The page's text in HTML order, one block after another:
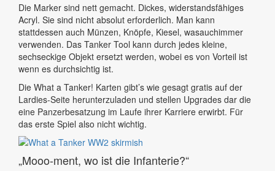
Die Marker sind nett gemacht. Dickes, widerstandsfähiges
Acryl. Sie sind nicht absolut erforderlich. Man kann
stattdessen auch Münzen, Knöpfe, Kiesel, wasauchimmer
verwenden. Das Tanker Tool kann durch jedes kleine,
sechseckige Objekt ersetzt werden, wobei es von Vorteil ist
wenn es durchsichtig ist.
Die What a Tanker! Karten gibt’s wie gesagt gratis auf der
Lardies-Seite herunterzuladen und stellen Upgrades dar die
eine Panzerbesatzung im Laufe ihrer Karriere erwirbt. Für
das erste Spiel also nicht wichtig.
„Mooo-ment, wo ist die Infanterie?“